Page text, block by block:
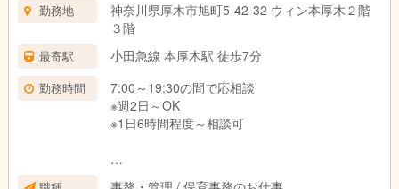
勤務地
神奈川県厚木市旭町5-42-32 ウィン本厚木２階
３階
最寄駅 小田急線 本厚木駅 徒歩7分
勤務時間
7:00～19:30の間で応相談
※週2日～OK
※1日6時間程度～相談可
☆扶養の範囲内での勤務希望者歓迎☆